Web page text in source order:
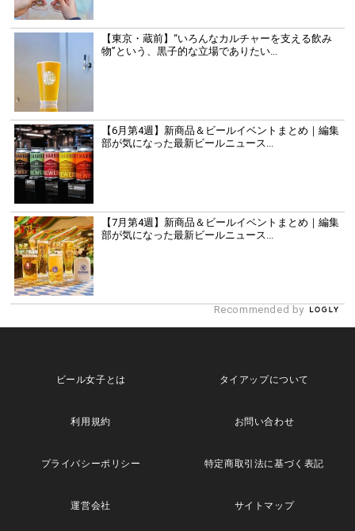
【東京・蔵前】“いろんなカルチャーを支える飲み
物”という、黒子的な立場でありたい...
【6月第4週】新商品＆ビールイベントまとめ｜編集
部が気になった最新ビールニュース...
【7月第4週】新商品＆ビールイベントまとめ｜編集
部が気になった最新ビールニュース...
Recommended by
ビール女子とは タイアップについて
利用規約 お問い合わせ
プライバシーポリシー 特定商取引法に基づく表記
運営会社 サイトマップ